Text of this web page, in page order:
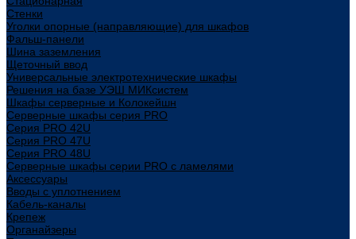
Стенки
Уголки опорные (направляющие) для шкафов
Фальш-панели
Шина заземления
Щеточный ввод
Универсальные электротехнические шкафы
Решения на базе УЭШ МИКсистем
Шкафы серверные и Колокейшн
Серверные шкафы серия PRO
Серия PRO 42U
Серия PRO 47U
Серия PRO 48U
Серверные шкафы серии PRO с ламелями
Аксессуары
Вводы с уплотнением
Кабель-каналы
Крепеж
Органайзеры